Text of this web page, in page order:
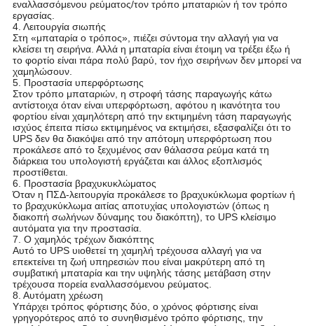
εναλλασσόμενου ρεύματος/τον τρόπο μπαταριών ή τον τρόπο
εργασίας.
4. Λειτουργία σιωπής
Στη «μπαταρία ο τρόπος», πιέζει σύντομα την αλλαγή για να
κλείσει τη σειρήνα. Αλλά η μπαταρία είναι έτοιμη να τρέξει έξω ή
το φορτίο είναι πάρα πολύ βαρύ, τον ήχο σειρήνων δεν μπορεί να
χαμηλώσουν.
5. Προστασία υπερφόρτωσης
Στον τρόπο μπαταριών, η στροφή τάσης παραγωγής κάτω
αντίστοιχα όταν είναι υπερφόρτωση, αφότου η ικανότητα του
φορτίου είναι χαμηλότερη από την εκτιμημένη τάση παραγωγής
ισχύος έπειτα πίσω εκτιμημένος να εκτιμήσει, εξασφαλίζει ότι το
UPS δεν θα διακόψει από την απότομη υπερφόρτωση που
προκάλεσε από το ξεχυμένος σαν θάλασσα ρεύμα κατά τη
διάρκεια του υπολογιστή εργάζεται και άλλος εξοπλισμός
προστίθεται.
6. Προστασία βραχυκυκλώματος
Όταν η ΠΣΔ-λειτουργία προκάλεσε το βραχυκύκλωμα φορτίων ή
το βραχυκύκλωμα αιτίας αποτυχίας υπολογιστών (όπως η
διακοπή σωλήνων δύναμης του διακόπτη), το UPS κλείσιμο
αυτόματα για την προστασία.
7. Ο χαμηλός τρέχων διακόπτης
Αυτό το UPS υιοθετεί τη χαμηλή τρέχουσα αλλαγή για να
επεκτείνει τη ζωή υπηρεσιών που είναι μακρύτερη από τη
συμβατική μπαταρία και την υψηλής τάσης μετάβαση στην
τρέχουσα πορεία εναλλασσόμενου ρεύματος.
8. Αυτόματη χρέωση
Υπάρχει τρόπος φόρτισης δύο, ο χρόνος φόρτισης είναι
γρηγορότερος από το συνηθισμένο τρόπο φόρτισης, την